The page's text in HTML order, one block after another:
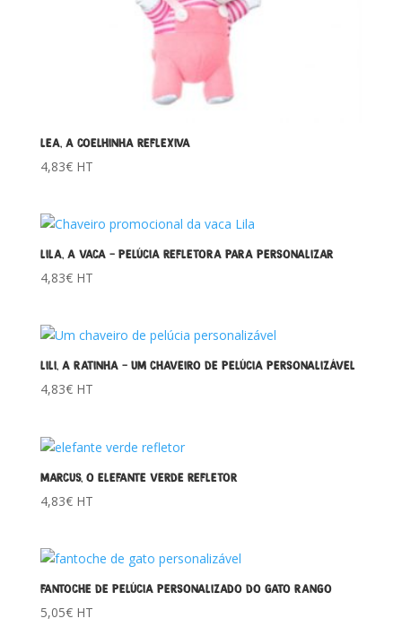
LEA, A COELHINHA REFLEXIVA
4,83€HT
LILA, A VACA – PELÚCIA REFLETORA PARA PERSONALIZAR
4,83€HT
LILI, A RATINHA – UM CHAVEIRO DE PELÚCIA PERSONALIZÁVEL
4,83€HT
MARCUS, O ELEFANTE VERDE REFLETOR
4,83€HT
FANTOCHE DE PELÚCIA PERSONALIZADO DO GATO RANGO
5,05€HT